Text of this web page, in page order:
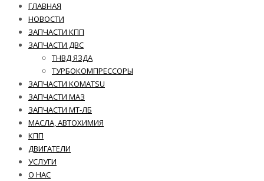
ГЛАВНАЯ
НОВОСТИ
ЗАПЧАСТИ КПП
ЗАПЧАСТИ ДВС
ТНВД ЯЗДА
ТУРБОКОМПРЕССОРЫ
ЗАПЧАСТИ KOMATSU
ЗАПЧАСТИ МАЗ
ЗАПЧАСТИ МТ-ЛБ
МАСЛА, АВТОХИМИЯ
КПП
ДВИГАТЕЛИ
УСЛУГИ
О НАС